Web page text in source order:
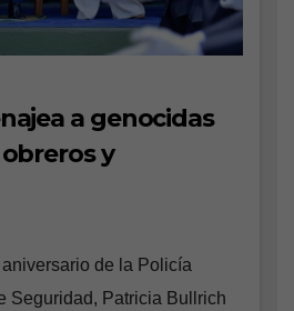
a genocidas
y
de la Policía
Seguridad, Patricia Bullrich